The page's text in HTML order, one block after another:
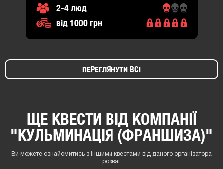
2-4 люд
від 1000 грн
ПЕРЕГЛЯНУТИ ВСІ
ЩЕ КВЕСТИ ВІД КОМПАНІЇ
"КУЛЬМИНАЦІЯ (ФРАНШИЗА)"
Ви можете ознайомитись з іншими квестами від даного організатора
розваг.